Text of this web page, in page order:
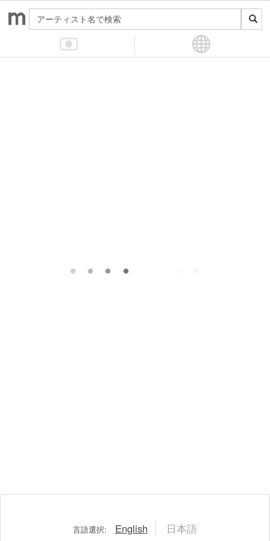
言語選択: English 日本語